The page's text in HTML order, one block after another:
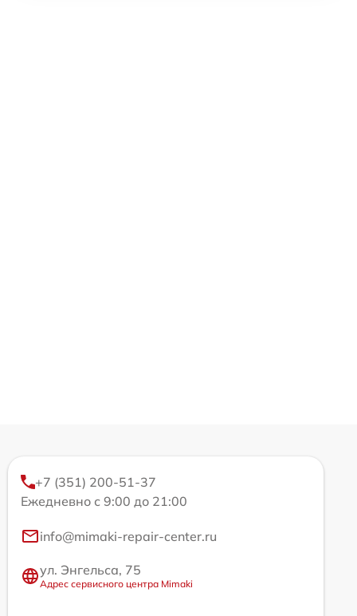
+7 (351) 200-51-37
Ежедневно с 9:00 до 21:00
info@mimaki-repair-center.ru
ул. Энгельса, 75
Адрес сервисного центра Mimaki